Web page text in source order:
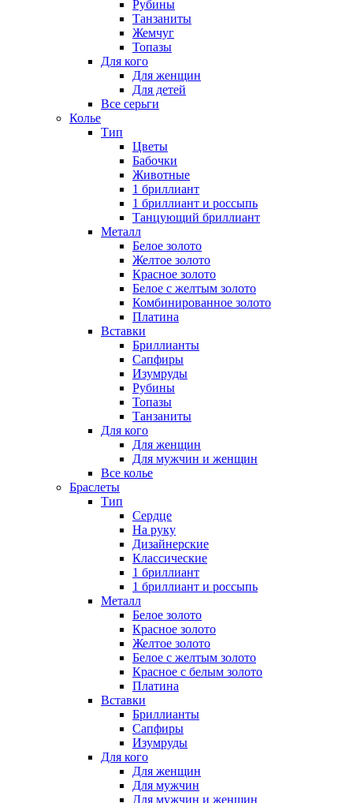
Рубины
Танзаниты
Жемчуг
Топазы
Для кого
Для женщин
Для детей
Все серьги
Колье
Тип
Цветы
Бабочки
Животные
1 бриллиант
1 бриллиант и россыпь
Танцующий бриллиант
Металл
Белое золото
Желтое золото
Красное золото
Белое с желтым золото
Комбинированное золото
Платина
Вставки
Бриллианты
Сапфиры
Изумруды
Рубины
Топазы
Танзаниты
Для кого
Для женщин
Для мужчин и женщин
Все колье
Браслеты
Тип
Сердце
На руку
Дизайнерские
Классические
1 бриллиант
1 бриллиант и россыпь
Металл
Белое золото
Красное золото
Желтое золото
Белое с желтым золото
Красное с белым золото
Платина
Вставки
Бриллианты
Сапфиры
Изумруды
Для кого
Для женщин
Для мужчин
Для мужчин и женщин